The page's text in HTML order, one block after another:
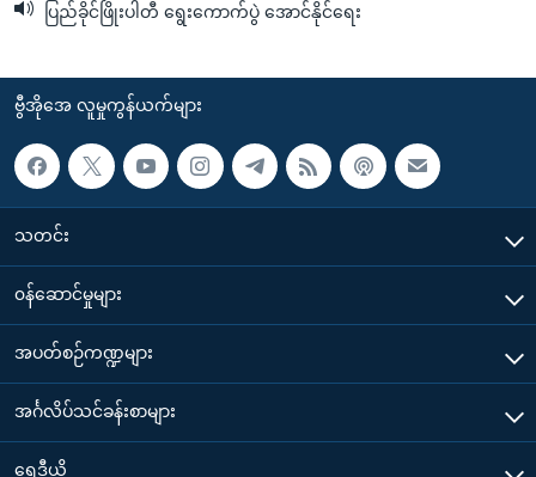
ပြည်ခိုင်ဖြိုးပါတီ ရွေးကောက်ပွဲ အောင်နိုင်ရေး
ဗွီအိုအေ လူမှုကွန်ယက်များ
သတင်း
၀န်ဆောင်မှုများ
အပတ်စဉ်ကဏ္ဍများ
အင်္ဂလိပ်သင်ခန်းစာများ
ရေဒီယို